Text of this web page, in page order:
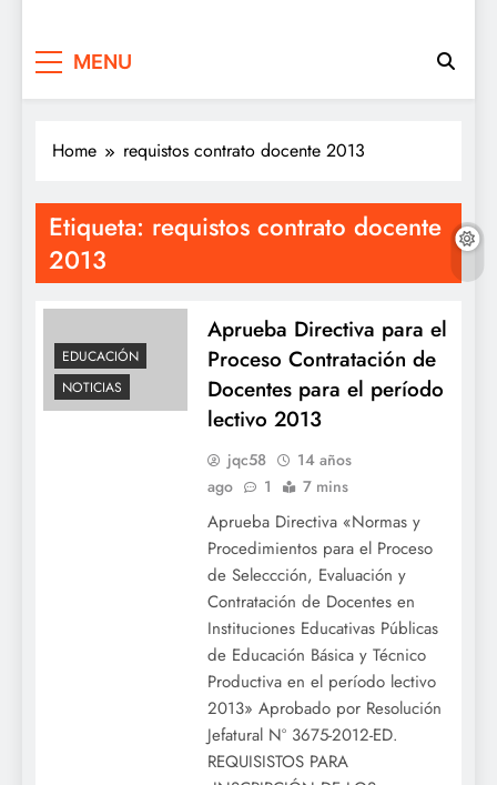
MENU
Home requistos contrato docente 2013
Etiqueta: requistos contrato docente
2013
EDUCACIÓN
NOTICIAS
Aprueba Directiva para el
Proceso Contratación de
Docentes para el período
lectivo 2013
jqc58
14 años
ago
1 7 mins
Aprueba Directiva «Normas y
Procedimientos para el Proceso
de Seleccción, Evaluación y
Contratación de Docentes en
Instituciones Educativas Públicas
de Educación Básica y Técnico
Productiva en el período lectivo
2013» Aprobado por Resolución
Jefatural Nº 3675-2012-ED.
REQUISISTOS PARA